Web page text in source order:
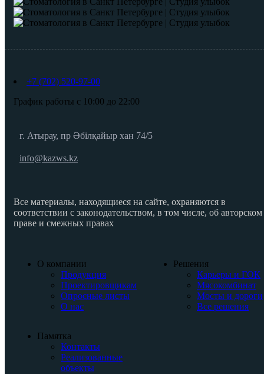
+7 (702) 520-97-00
График работы с 10:00 до 22:00
г. Атырау, пр Әбілқайыр хан 74/5
info@kazws.kz
Все материалы, находящиеся на сайте, охраняются в
соответствии с законодательством, в том числе, об авторском
праве и смежных правах
О компании
Продукция
Проектировщикам
Опросные листы
О нас
Решения
Карьеры и ГОК
Мясокомбинат
Мосты и дороги
Все решения
Памятка
Контакты
Реализованные
объекты